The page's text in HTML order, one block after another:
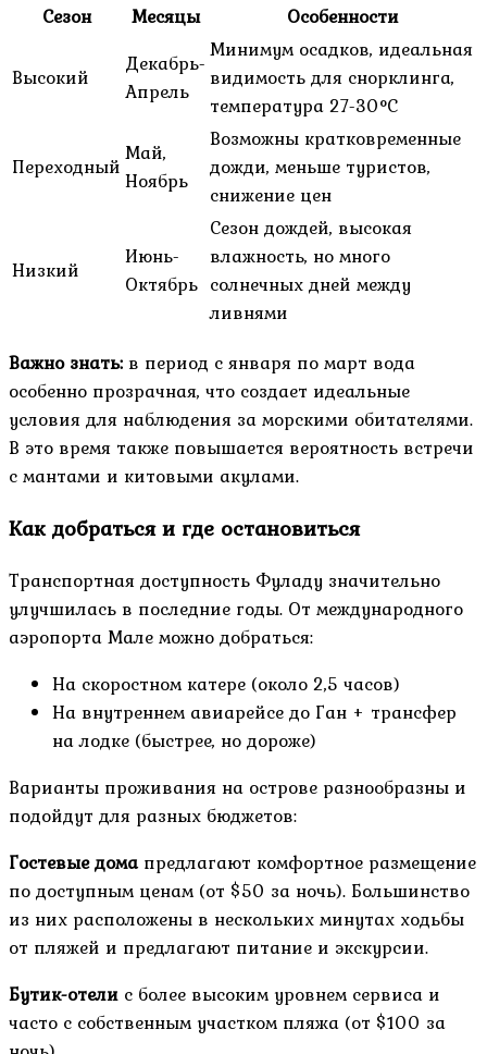
Сезон Месяцы Особенности
Высокий
Декабрь-
Апрель
Минимум осадков, идеальная
видимость для снорклинга,
температура 27-30°C
ПереходныйМай,
Ноябрь
Возможны кратковременные
дожди, меньше туристов,
снижение цен
Низкий
Июнь-
Октябрь
Сезон дождей, высокая
влажность, но много
солнечных дней между
ливнями
Важно знать:в период с января по март вода
особенно прозрачная, что создает идеальные
условия для наблюдения за морскими обитателями.
В это время также повышается вероятность встречи
с мантами и китовыми акулами.
Как добраться и где остановиться
Транспортная доступность Фуладу значительно
улучшилась в последние годы. От международного
аэропорта Мале можно добраться:
На скоростном катере (около 2,5 часов)
На внутреннем авиарейсе до Ган + трансфер
на лодке (быстрее, но дороже)
Варианты проживания на острове разнообразны и
подойдут для разных бюджетов:
Гостевые домапредлагают комфортное размещение
по доступным ценам (от $50 за ночь). Большинство
из них расположены в нескольких минутах ходьбы
от пляжей и предлагают питание и экскурсии.
Бутик-отели с более высоким уровнем сервиса и
часто с собственным участком пляжа (от $100 за